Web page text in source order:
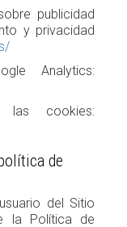
publicidad
y privacidad
Analytics:
las cookies:
de
del Sitio
la Política de